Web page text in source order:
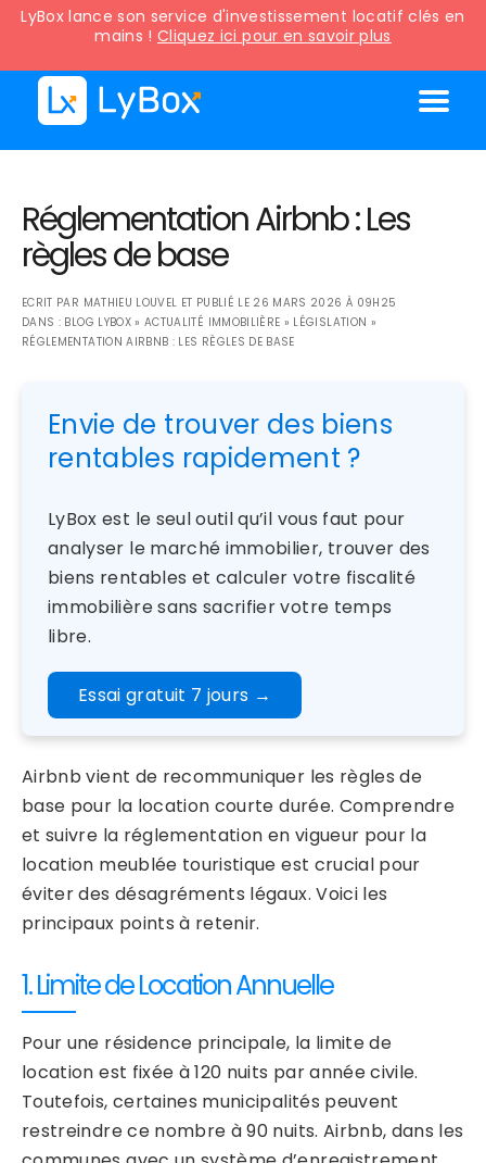
LyBox lance son service d'investissement locatif clés en
mains ! Cliquez ici pour en savoir plus
Réglementation Airbnb : Les
règles de base
ECRIT PAR MATHIEU LOUVEL ET PUBLIÉ LE 26 MARS 2026 À 09H25
DANS : BLOG LYBOX»ACTUALITÉ IMMOBILIÈRE » LÉGISLATION »
RÉGLEMENTATION AIRBNB : LES RÈGLES DE BASE
Envie de trouver des biens
rentables rapidement ?
LyBox est le seul outil qu’il vous faut pour
analyser le marché immobilier, trouver des
biens rentables et calculer votre fiscalité
immobilière sans sacrifier votre temps
libre.
Essai gratuit 7 jours →
Airbnb vient de recommuniquer les règles de
base pour la location courte durée. Comprendre
et suivre la réglementation en vigueur pour la
location meublée touristique est crucial pour
éviter des désagréments légaux. Voici les
principaux points à retenir.
1. Limite de Location Annuelle
Pour une résidence principale, la limite de
location est fixée à 120 nuits par année civile.
Toutefois, certaines municipalités peuvent
restreindre ce nombre à 90 nuits. Airbnb, dans les